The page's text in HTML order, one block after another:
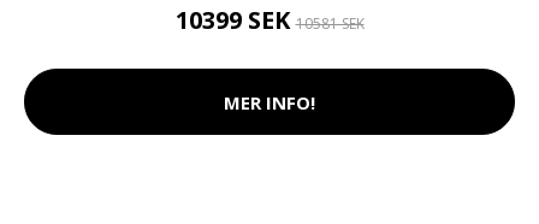
10399 SEK10581 SEK
MER INFO!